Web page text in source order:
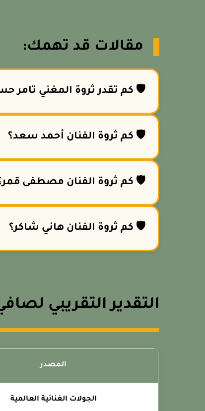
مقالات قد تهمك:
🛡️ كم تقدر ثروة المغني تامر
🛡️ كم ثروة الفنان أحمد سعد؟
🛡️ كم ثروة الفنان مصطفى
🛡️ كم ثروة الفنان هاني شاكر؟
التقدير التقريبي
المصدر
الجولات الغنائية العالمية